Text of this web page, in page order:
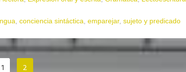
conciencia sintáctica emparejar, sujeto y predicado
1 2